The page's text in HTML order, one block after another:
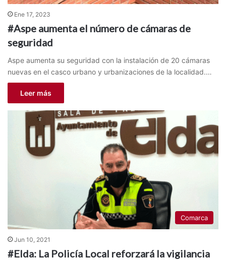
Ene 17, 2023
#Aspe aumenta el número de cámaras de
seguridad
Aspe aumenta su seguridad con la instalación de 20 cámaras
nuevas en el casco urbano y urbanizaciones de la localidad.…
Leer más
Comarca
Jun 10, 2021
#Elda: La Policía Local reforzará la vigilancia